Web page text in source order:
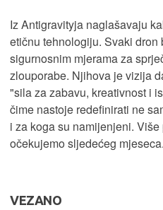
Iz Antigravityja naglašavaju
etičnu tehnologiju. Svaki
sigurnosnim mjerama za
zlouporabe. Njihova je vizija
"sila za zabavu, kreativnost i
čime nastoje redefinirati ne
i za koga su namijenjeni.
očekujemo sljedećeg mjeseca.
VEZANO